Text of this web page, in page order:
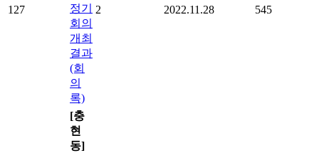
127
정기
회의
개최
결과
(회
의
록)
2 2022.11.28 545
[충
현
동]